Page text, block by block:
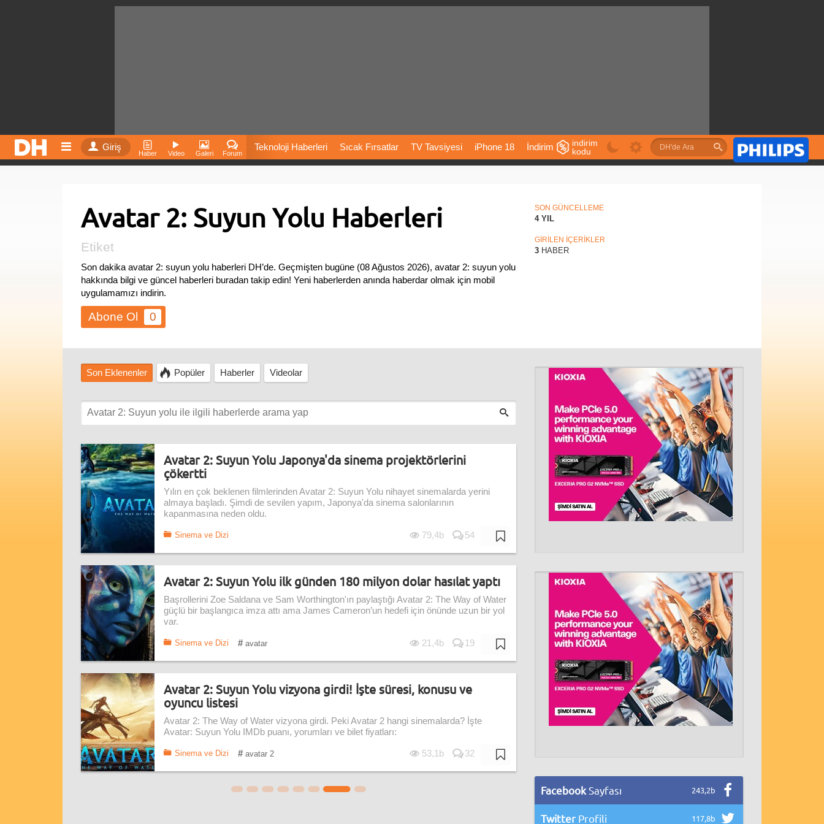
Giriş
Haber Video Galeri Forum
Teknoloji Haberleri Sıcak Fırsatlar TV Tavsiyesi iPhone 18 İndirim
Fiyatları Vizyondaki Filmler Bitcoin Önerileri Önerileri
indirim
kodu
Avatar 2: Suyun Yolu Haberleri
Etiket
Son dakika avatar 2: suyun yolu haberleri DH’de. Geçmişten bugüne (08 Ağustos 2026), avatar 2: suyun yolu
hakkında bilgi ve güncel haberleri buradan takip edin! Yeni haberlerden anında haberdar olmak için mobil
uygulamamızı indirin.
0
SON GÜNCELLEME
4 YIL
GİRİLEN İÇERİKLER
3 HABER
Son Eklenenler Popüler Haberler Videolar
Avatar 2: Suyun Yolu Japonya'da sinema projektörlerini
çökertti
Yılın en çok beklenen filmlerinden Avatar 2: Suyun Yolu nihayet sinemalarda yerini
almaya başladı. Şimdi de sevilen yapım, Japonya'da sinema salonlarının
kapanmasına neden oldu.
Sinema ve Dizi 79,4b 54
Avatar 2: Suyun Yolu ilk günden 180 milyon dolar hasılat yaptı
Başrollerini Zoe Saldana ve Sam Worthington'ın paylaştığı Avatar 2: The Way of Water
güçlü bir başlangıca imza attı ama James Cameron’un hedefi için önünde uzun bir yol
var.
Sinema ve Dizi # avatar 21,4b 19
Avatar 2: Suyun Yolu vizyona girdi! İşte süresi, konusu ve
oyuncu listesi
Avatar 2: The Way of Water vizyona girdi. Peki Avatar 2 hangi sinemalarda? İşte
Avatar: Suyun Yolu IMDb puanı, yorumları ve bilet fiyatları:
Sinema ve Dizi # avatar 2 53,1b 32
Facebook Sayfası 243,2b
Twitter Profili 117,8b